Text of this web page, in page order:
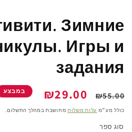
Зимние
Игры и
задания
מחיר
רגיל
₪55.00
מחיר
מבצע
₪29.00 במבצע
כולל מע״מ עלות משלוח מחושבת במהלך התשלום.
סוג ספר